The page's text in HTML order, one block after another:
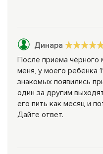
Динара
После приема чёрного
меня, у моего ребёнка
знакомых появились
один за другим
его пить как месяц и
Дайте ответ.